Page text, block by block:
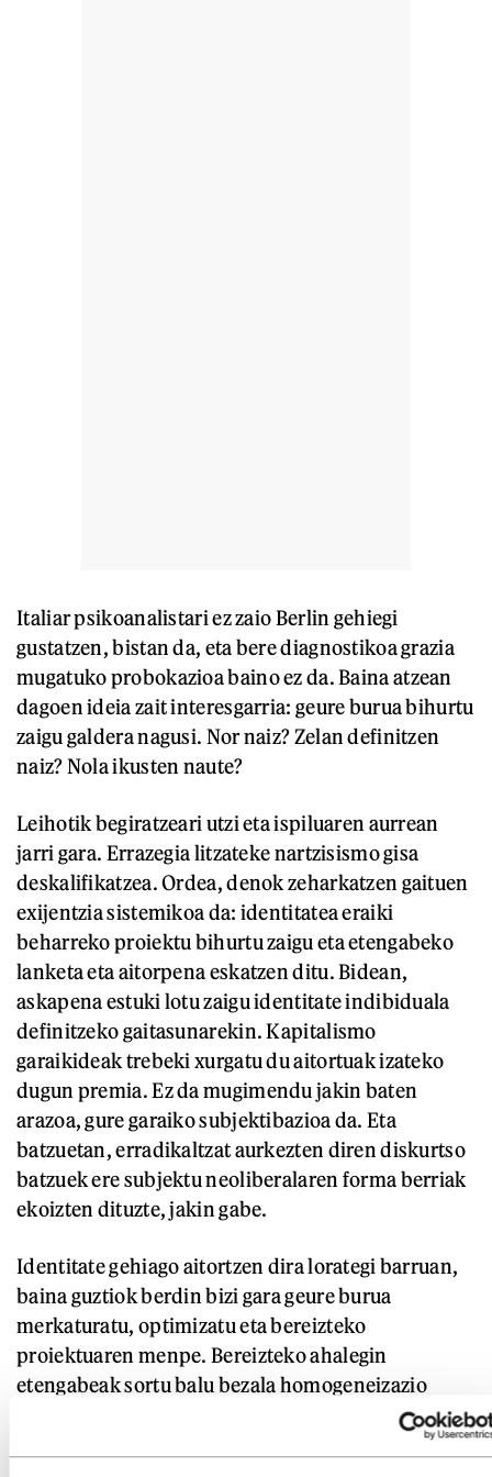
Italiar psikoanalistari ez zaio Berlin gehiegi
gustatzen, bistan da, eta bere diagnostikoa grazia
mugatuko probokazioa baino ez da. Baina atzean
dagoen ideia zait interesgarria: geure burua bihurtu
zaigu galdera nagusi. Nor naiz? Zelan definitzen
naiz? Nola ikusten naute?
Leihotik begiratzeari utzi eta ispiluaren aurrean
jarri gara. Errazegia litzateke nartzisismo gisa
deskalifikatzea. Ordea, denok zeharkatzen gaituen
exijentzia sistemikoa da: identitatea eraiki
beharreko proiektu bihurtu zaigu eta etengabeko
lanketa eta aitorpena eskatzen ditu. Bidean,
askapena estuki lotu zaigu identitate indibiduala
definitzeko gaitasunarekin. Kapitalismo
garaikideak trebeki xurgatu du aitortuak izateko
dugun premia. Ez da mugimendu jakin baten
arazoa, gure garaiko subjektibazioa da. Eta
batzuetan, erradikaltzat aurkezten diren diskurtso
batzuek ere subjektu neoliberalaren forma berriak
ekoizten dituzte, jakin gabe.
Identitate gehiago aitortzen dira lorategi barruan,
baina guztiok berdin bizi gara geure burua
merkaturatu, optimizatu eta bereizteko
proiektuaren menpe. Bereizteko ahalegin
etengabeak sortu balu bezala homogeneizazio